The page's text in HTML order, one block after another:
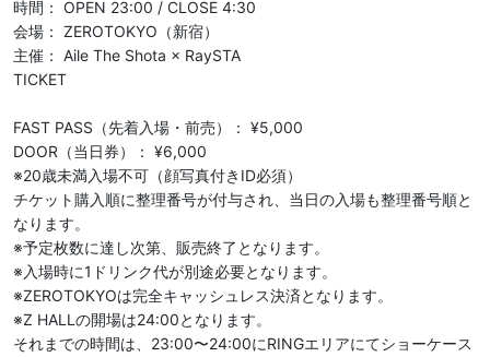
時間： OPEN 23:00 / CLOSE 4:30
会場： ZEROTOKYO（新宿）
主催： Aile The Shota × RaySTA
TICKET
FAST PASS（先着入場・前売）： ¥5,000
DOOR（当日券）： ¥6,000
※20歳未満入場不可（顔写真付きID必須）
チケット購入順に整理番号が付与され、当日の入場も整理番号順と
なります。
※予定枚数に達し次第、販売終了となります。
※入場時に1ドリンク代が別途必要となります。
※ZEROTOKYOは完全キャッシュレス決済となります。
※Z HALLの開場は24:00となります。
それまでの時間は、23:00〜24:00にRINGエリアにてショーケース